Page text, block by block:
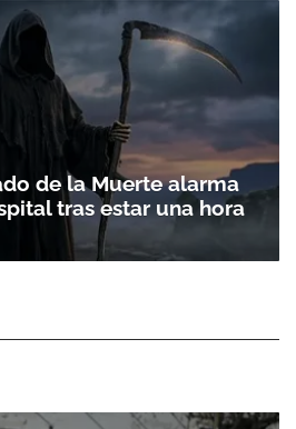
de la Muerte alarma
tras estar una hora